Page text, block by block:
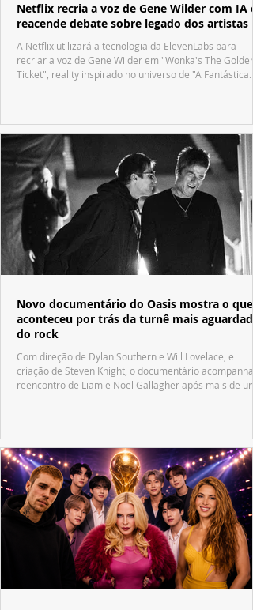
Netflix recria a voz de Gene Wilder com IA e
reacende debate sobre legado dos artistas
A Netflix utilizará a tecnologia da ElevenLabs para
recriar a voz de Gene Wilder em "Wonka's The Golden
Ticket", reality inspirado no universo de "A Fantástica
Novo documentário do Oasis mostra o que
aconteceu por trás da turnê mais aguardada
do rock
Com direção de Dylan Southern e Will Lovelace, e
criação de Steven Knight, o documentário acompanha
reencontro de Liam e Noel Gallagher após mais de